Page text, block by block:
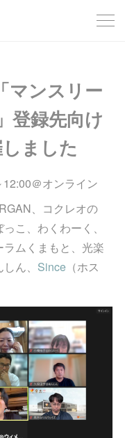
マンスリー
登録先向け
ました
＠オンライン
、コクレオの
こ、わくわーく、
ムくまもと、光楽
ん、 Since （ホス